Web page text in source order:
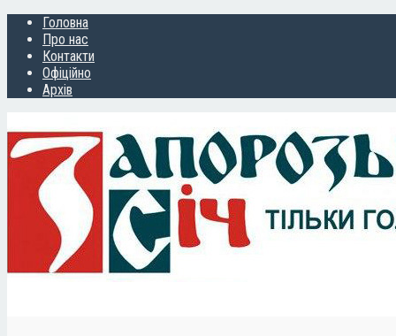
Головна
Про нас
Контакти
Офіційно
Архів